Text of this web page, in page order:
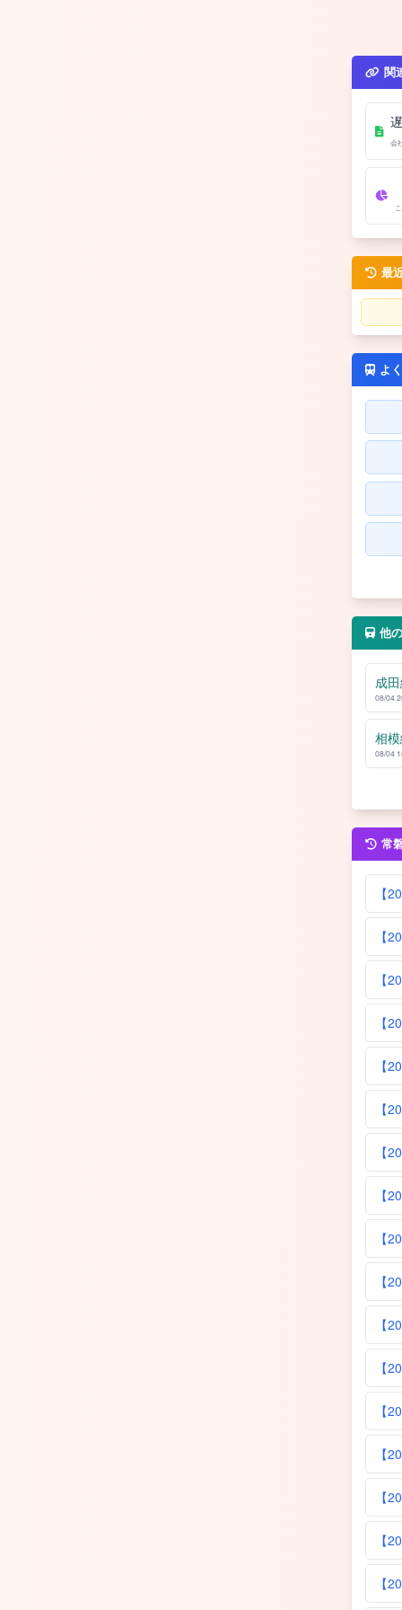
関
会
最
よ
他
成
08/04
相
08/04
常
【
【
【
【
【
【
【
【
【
【
【
【
【
【
【
【
【